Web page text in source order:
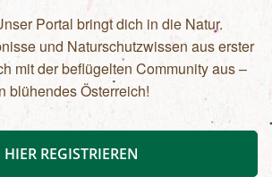
Portal bringt dich in die Natur.
und Naturschutzwissen aus erster
mit der beflügelten Community aus –
blühendes Österreich!
HIER REGISTRIEREN